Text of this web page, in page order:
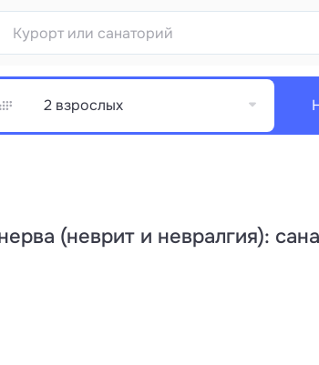
2 взрослых
(неврит и невралгия):